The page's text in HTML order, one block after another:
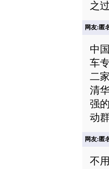
之
网友:匿
中
车
二
清
强
动
网友:匿
不